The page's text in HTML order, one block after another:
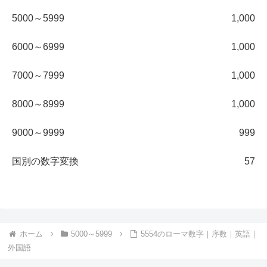
5000～5999 1,000
6000～6999 1,000
7000～7999 1,000
8000～8999 1,000
9000～9999 999
国別の数字変換 57
ホーム 5000～5999
5554のローマ数字｜序数｜英語｜
外国語